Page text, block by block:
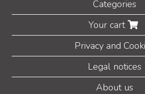
Categories
Your cart
Privacy and
Legal notices
About us